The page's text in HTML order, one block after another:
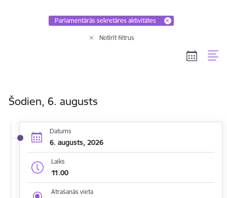
Parlamentārās sekretāres aktivitātes
Notīrīt filtrus
Šodien, 6. augusts
Datums
6. augusts, 2026
Laiks
11.00
Atrašanās vieta